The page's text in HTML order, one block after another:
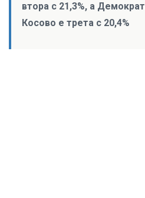
втора с 21,3%, а
Косово е трета с 20,4%